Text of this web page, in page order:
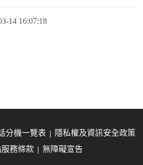
14 16:07:18
分機一覽表
隱私權及資訊安全政策
務條款
無障礙宣告